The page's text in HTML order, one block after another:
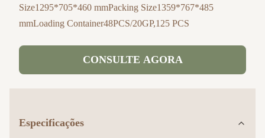
Size1295*705*460 mmPacking Size1359*767*485
mmLoading Container48PCS/20GP,125 PCS
CONSULTE AGORA
Especificações